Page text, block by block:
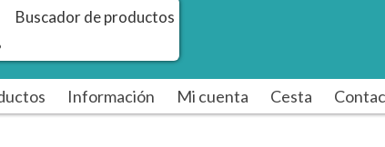
Buscador de productos
Información Mi cuenta Cesta